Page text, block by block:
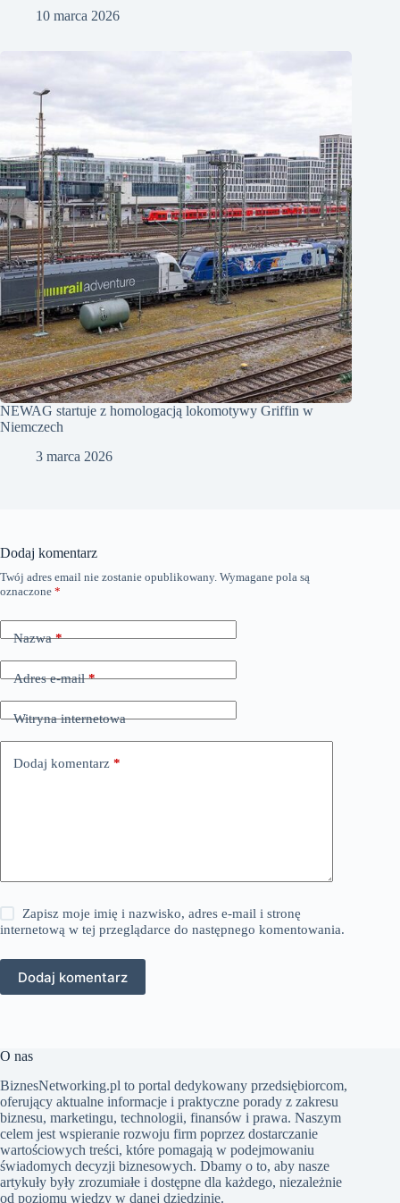
10 marca 2026
NEWAG startuje z homologacją lokomotywy Griffin w
Niemczech
3 marca 2026
Dodaj komentarz
Twój adres email nie zostanie opublikowany. Wymagane pola są
oznaczone *
Nazwa*
Adres e-mail*
Witryna internetowa
Dodaj komentarz *
Zapisz moje imię i nazwisko, adres e-mail i stronę
internetową w tej przeglądarce do następnego komentowania.
Dodaj komentarz
O nas
BiznesNetworking.pl to portal dedykowany przedsiębiorcom,
oferujący aktualne informacje i praktyczne porady z zakresu
biznesu, marketingu, technologii, finansów i prawa. Naszym
celem jest wspieranie rozwoju firm poprzez dostarczanie
wartościowych treści, które pomagają w podejmowaniu
świadomych decyzji biznesowych. Dbamy o to, aby nasze
artykuły były zrozumiałe i dostępne dla każdego, niezależnie
od poziomu wiedzy w danej dziedzinie.